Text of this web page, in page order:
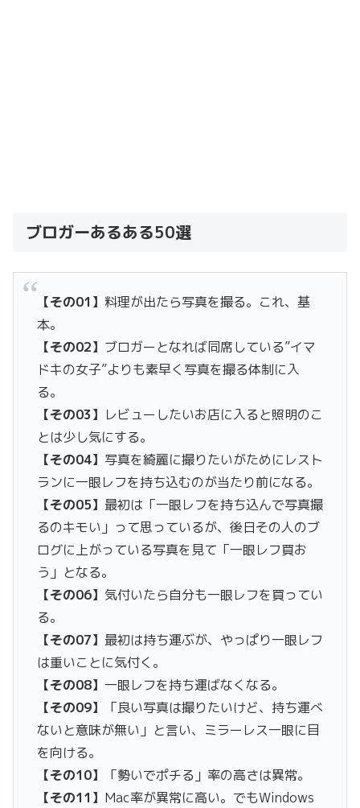
ブロガーあるある50選
【その01】 料理が出たら写真を撮る。これ、基
本。
【その02】 ブロガーとなれば同席している”イマ
ドキの女子”よりも素早く写真を撮る体制に入
る。
【その03】 レビューしたいお店に入ると照明のこ
とは少し気にする。
【その04】 写真を綺麗に撮りたいがためにレスト
ランに一眼レフを持ち込むのが当たり前になる。
【その05】 最初は「一眼レフを持ち込んで写真撮
るのキモい」って思っているが、後日その人のブ
ログに上がっている写真を見て「一眼レフ買お
う」となる。
【その06】 気付いたら自分も一眼レフを買ってい
る。
【その07】 最初は持ち運ぶが、やっぱり一眼レフ
は重いことに気付く。
【その08】 一眼レフを持ち運ばなくなる。
【その09】
「良い写真は撮りたいけど、持ち運べ
ないと意味が無い」と言い、ミラーレス一眼に目
を向ける。
【その10】
「勢いでポチる」率の高さは異常。
【その11】 Mac率が異常に高い。でもWindows